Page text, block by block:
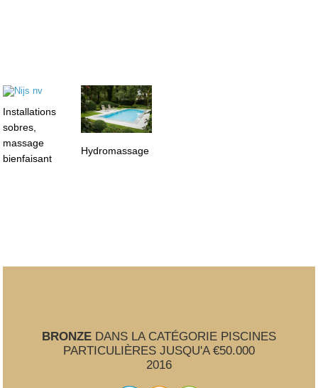
Installations
sobres,
massage
bienfaisant
Hydromassage
BRONZEDANS LA CATÉGORIE PISCINES
PARTICULIÈRES JUSQU'A €50.000
2016